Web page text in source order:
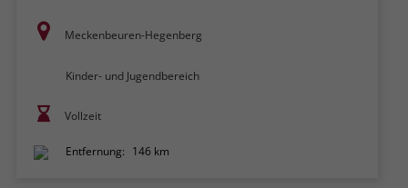
Meckenbeuren-Hegenberg
Kinder- und Jugendbereich
Vollzeit
Entfernung: 146 km